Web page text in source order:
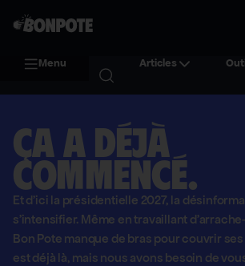
Menu Articles
Ça a déjà
commencé.
Et d'ici la présidentielle 2027, la
s'intensifier. Même en travaillant
Bon Pote manque de bras pour couvrir
est déjà là, mais nous avons besoin de